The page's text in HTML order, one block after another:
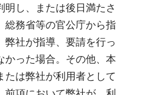
明し、または後日満たさ
総務省等の官公庁から指
弊社が指導、要請を行っ
かった場合。その他、本
たは弊社が利用者として